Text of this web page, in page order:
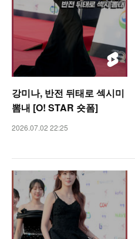
강미나, 반전 뒤태로 섹시미
뽐내 [O! STAR 숏폼]
2026.07.02 22:25